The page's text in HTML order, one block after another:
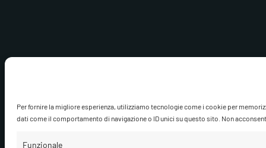
Per fornire la migliore esperienza, utilizziamo tecnologie come i cookie per
dati come il comportamento di navigazione o ID unici su questo sito. Non
Funzionale